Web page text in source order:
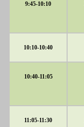
9:45-10:10
10:10-10:40
10:40-11:05
11:05-11:30